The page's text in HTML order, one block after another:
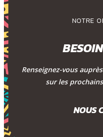
NOTRE
Renseignez-vous
sur les
NOUS